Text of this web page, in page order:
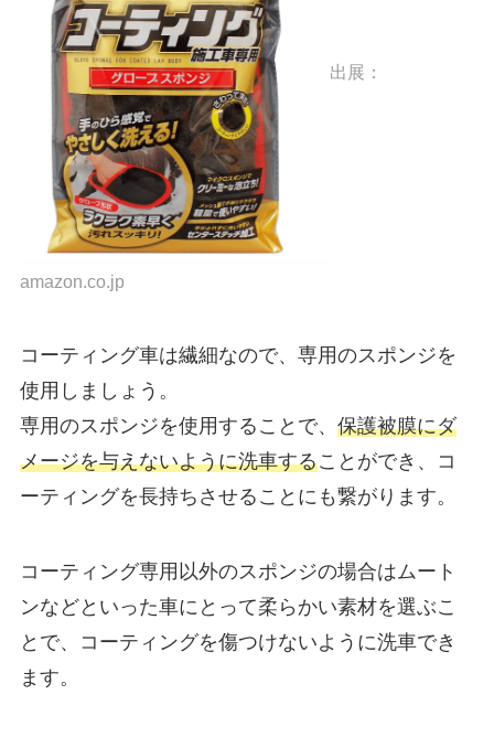
出展：
amazon.co.jp
コーティング車は繊細なので、専用のスポンジを
使用しましょう。
専用のスポンジを使用することで、 保護被膜にダ
メージを与えないように洗車することができ、コ
ーティングを長持ちさせることにも繋がります。
コーティング専用以外のスポンジの場合はムート
ンなどといった車にとって柔らかい素材を選ぶこ
とで、コーティングを傷つけないように洗車でき
ます。